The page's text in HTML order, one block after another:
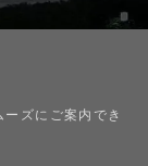
ズにご案内でき